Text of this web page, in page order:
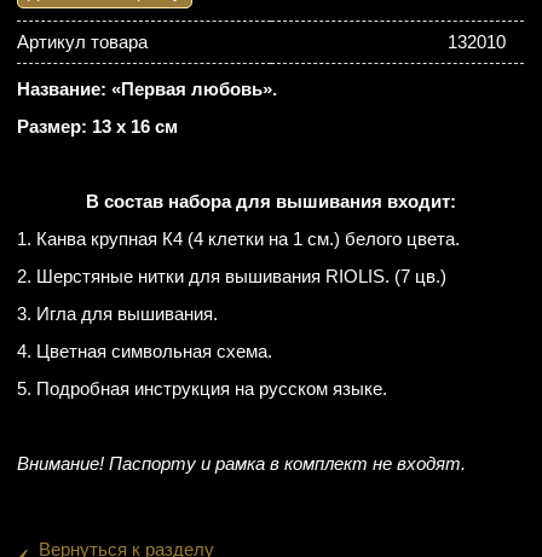
Артикул товара 132010
Название: «Первая любовь».
Размер: 13 х 16 см
В состав набора для вышивания входит:
1. Канва крупная К4 (4 клетки на 1 см.) белого цвета.
2. Шерстяные нитки для вышивания RIOLIS. (7 цв.)
3. Игла для вышивания.
4. Цветная символьная схема.
5. Подробная инструкция на русском языке.
Внимание! Паспорту и рамка в комплект не входят.
Вернуться к разделу